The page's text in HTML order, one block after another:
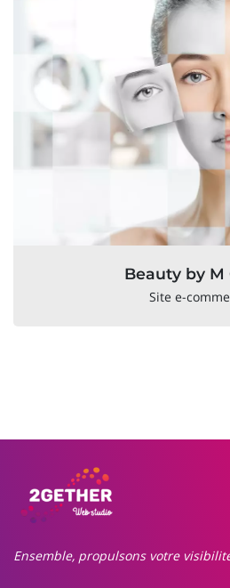
Beauty by M
Site e-
Ensemble, propulsons votre